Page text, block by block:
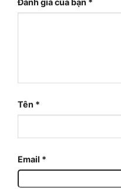
Đánh giá của bạn *
Tên *
Email *